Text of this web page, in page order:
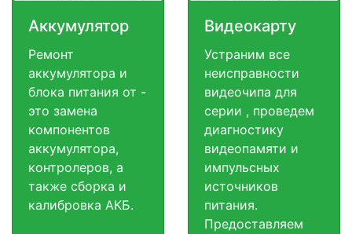
Аккумулятор
Ремонт
аккумулятора и
блока питания от -
это замена
компонентов
аккумулятора,
контролеров, а
также сборка и
калибровка АКБ.
Видеокарту
Устраним все
неисправности
видеочипа для
серии , проведем
диагностику
видеопамяти и
импульсных
источников
питания.
Предоставляем